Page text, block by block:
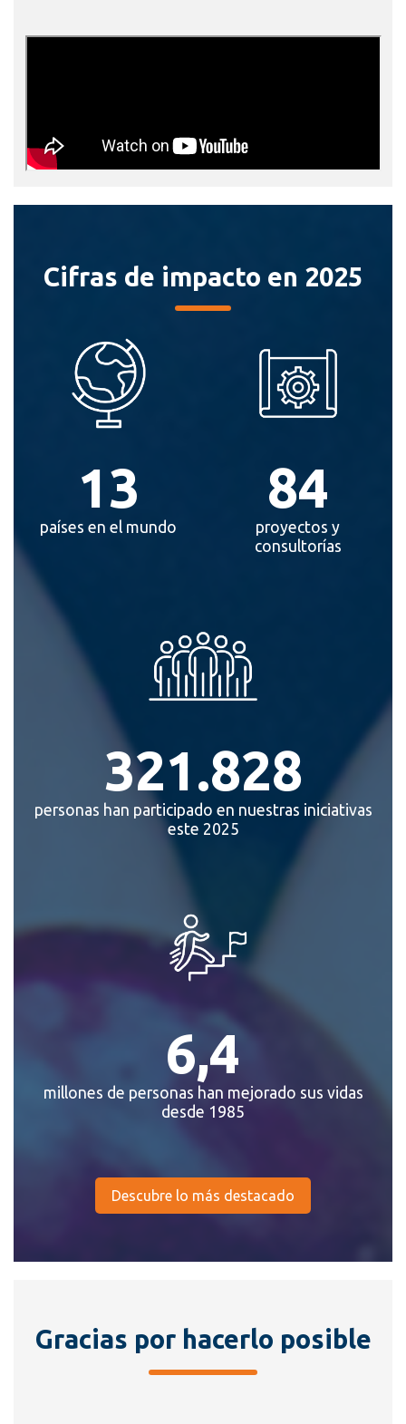
Cifras de impacto en 2025
13
países en el mundo
84
proyectos y
consultorías
321.828
personas han participado en nuestras iniciativas
este 2025
6,4
millones de personas han mejorado sus vidas
desde 1985
Descubre lo más destacado
Gracias por hacerlo posible